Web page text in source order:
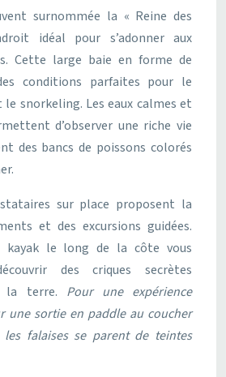
surnommée la « Reine des
idéal pour s’adonner aux
Cette large baie en forme de
conditions parfaites pour le
le snorkeling. Les eaux calmes et
d’observer une riche vie
des bancs de poissons colorés
sur place proposent la
et des excursions guidées.
kayak le long de la côte vous
des criques secrètes
la terre. Pour une expérience
une sortie en paddle au coucher
falaises se parent de teintes